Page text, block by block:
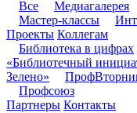
Все
Медиагалерея
Мастер-классы
Проекты Коллегам
Библиотека в цифрах
«Библиотечный
Зелено»
Профсоюз
Партнеры Контакты